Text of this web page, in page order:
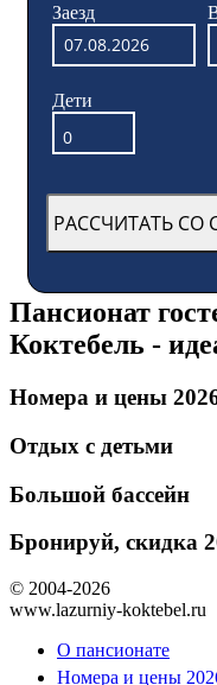
Заезд
Дети
Пансионат
Коктебель -
Номера и цены
Отдых с детьми
Большой бассейн
Бронируй, скидка
© 2004-2026
www.lazurniy-koktebel.ru
О пансионате
Номера и цены